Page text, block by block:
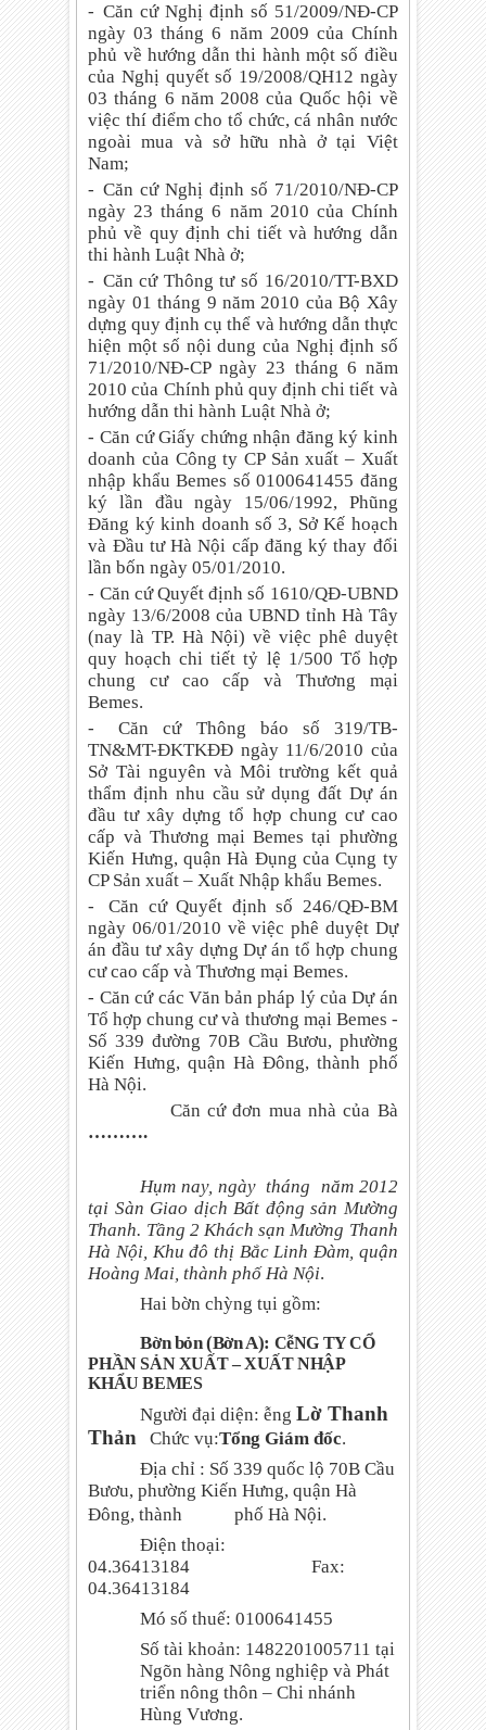
- Căn cứ Nghị định số 51/2009/NĐ-CP
ngày 03 tháng 6 năm 2009 của Chính
phủ về hướng dẫn thi hành một số điều
của Nghị quyết số 19/2008/QH12 ngày
03 tháng 6 năm 2008 của Quốc hội về
việc thí điểm cho tổ chức, cá nhân nước
ngoài mua và sở hữu nhà ở tại Việt
Nam;
- Căn cứ Nghị định số 71/2010/NĐ-CP
ngày 23 tháng 6 năm 2010 của Chính
phủ về quy định chi tiết và hướng dẫn
thi hành Luật Nhà ở;
- Căn cứ Thông tư số 16/2010/TT-BXD
ngày 01 tháng 9 năm 2010 của Bộ Xây
dựng quy định cụ thể và hướng dẫn thực
hiện một số nội dung của Nghị định số
71/2010/NĐ-CP ngày 23 tháng 6 năm
2010 của Chính phủ quy định chi tiết và
hướng dẫn thi hành Luật Nhà ở;
- Căn cứ Giấy chứng nhận đăng ký kinh
doanh của Công ty CP Sản xuất – Xuất
nhập khẩu Bemes số 0100641455 đăng
ký lần đầu ngày 15/06/1992, Phũng
Đăng ký kinh doanh số 3, Sở Kế hoạch
và Đầu tư Hà Nội cấp đăng ký thay đổi
lần bốn ngày 05/01/2010.
- Căn cứ Quyết định số 1610/QĐ-UBND
ngày 13/6/2008 của UBND tỉnh Hà Tây
(nay là TP. Hà Nội) về việc phê duyệt
quy hoạch chi tiết tỷ lệ 1/500 Tổ hợp
chung cư cao cấp và Thương mại
Bemes.
-
Căn cứ Thông báo số 319/TB-
TN&MT-ĐKTKĐĐ ngày 11/6/2010 của
Sở Tài nguyên và Môi trường kết quả
thẩm định nhu cầu sử dụng đất Dự án
đầu tư xây dựng tổ hợp chung cư cao
cấp và Thương mại Bemes tại phường
Kiến Hưng, quận Hà Đụng của Cụng ty
CP Sản xuất – Xuất Nhập khẩu Bemes.
-
Căn cứ Quyết định số 246/QĐ-BM
ngày 06/01/2010 về việc phê duyệt Dự
án đầu tư xây dựng Dự án tổ hợp chung
cư cao cấp và Thương mại Bemes.
- Căn cứ các Văn bản pháp lý của Dự án
Tổ hợp chung cư và thương mại Bemes -
Số 339 đường 70B Cầu Bươu, phường
Kiến Hưng, quận Hà Đông, thành phố
Hà Nội.
Căn cứ đơn mua nhà của Bà
……….
Hụm nay, ngày tháng năm 2012
tại Sàn Giao dịch Bất động sản Mường
Thanh. Tầng 2 Khách sạn Mường Thanh
Hà Nội, Khu đô thị Bắc Linh Đàm, quận
Hoàng Mai, thành phố Hà Nội.
Hai bờn chỳng tụi gồm:
Bờn bỏn (Bờn A): CễNG TY CỔ
PHẦN SẢN XUẤT – XUẤT NHẬP
KHẨU BEMES
Người đại diện: ễngLờ Thanh
Thản
Chức vụ:Tổng Giám đốc.
Địa chỉ : Số 339 quốc lộ 70B Cầu
Bươu, phường Kiến Hưng, quận Hà
Đông, thành
phố Hà Nội.
Điện thoại:
04.36413184
Fax:
04.36413184
Mó số thuế: 0100641455
Số tài khoản: 1482201005711 tại
Ngõn hàng Nông nghiệp và Phát
triển nông thôn – Chi nhánh
Hùng Vương.